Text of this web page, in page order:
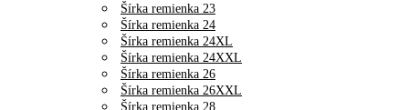
Šírka remienka 23
Šírka remienka 24
Šírka remienka 24XL
Šírka remienka 24XXL
Šírka remienka 26
Šírka remienka 26XXL
Šírka remienka 28